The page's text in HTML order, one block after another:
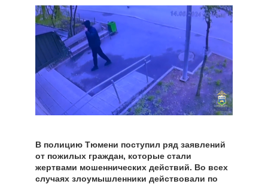
В полицию Тюмени поступил ряд заявлений
от пожилых граждан, которые стали
жертвами мошеннических действий. Во всех
случаях злоумышленники действовали по